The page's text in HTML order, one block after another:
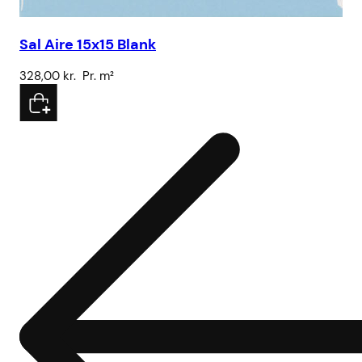
Sal Aire 15x15 Blank
328,00 kr. Pr. m²